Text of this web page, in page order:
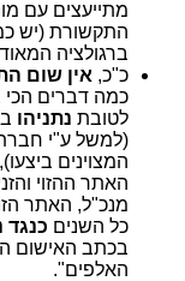
מתייעצים עם
התקשורת (יש
ברגולציה
כ"כ, אין שום
כמה דברים הכי
לטובת נתניהו
(למשל ע"י
המצוינים
האתר ההזוי
מנכ"ל, האתר
כל השנים כנגד
בכתב האישום
האלפים".